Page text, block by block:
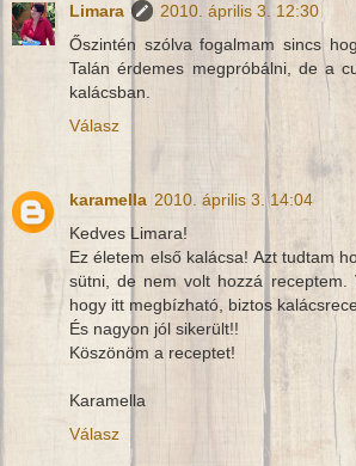
Limara
2010. április 3. 12:30
Őszintén szólva fogalmam sincs
Talán érdemes megpróbálni, de a
kalácsban.
Válasz
karamella 2010. április 3. 14:04
Kedves Limara!
Ez életem első kalácsa! Azt tudtam
sütni, de nem volt hozzá receptem.
hogy itt megbízható, biztos
És nagyon jól sikerült!!
Köszönöm a receptet!
Karamella
Válasz